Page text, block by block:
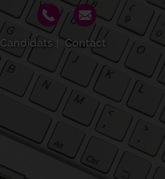
Candidats Contact